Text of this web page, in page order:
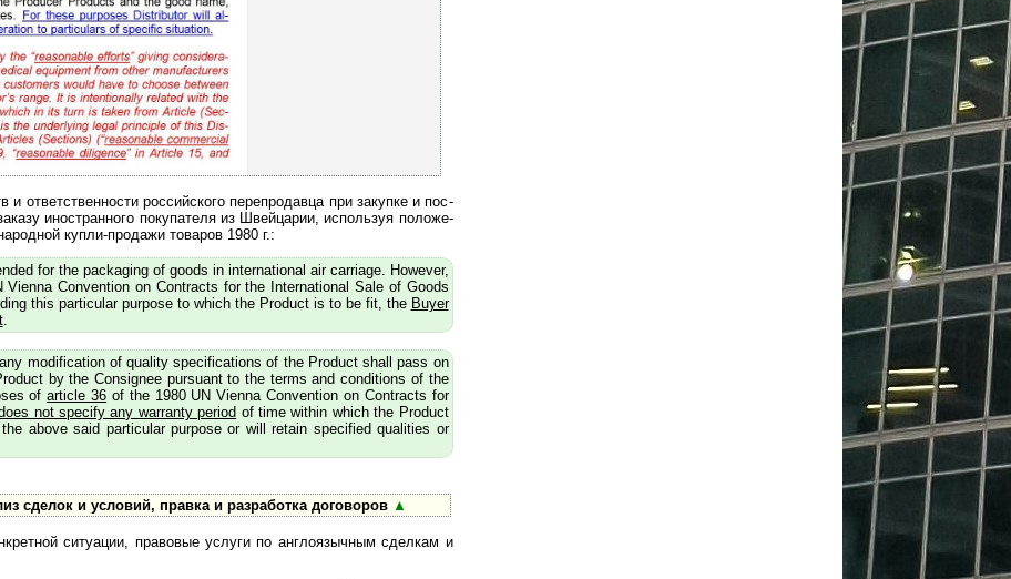
и ответственности российского перепродавца при закупке и пос­
иностранного покупателя из Швейцарии, используя по­ло­же­
купли-продажи товаров 1980 г.:
for the packaging of goods in international air carriage. However,
Vienna Convention on Contracts for the International Sale of Goods
this particular purpose to which the Product is to be fit, the Buyer
.
modification of quality specifications of the Product shall pass on
by the Consignee pursuant to the terms and conditions of the
ofarticle 36 of the 1980 UN Vienna Convention on Contracts for
not specify any warranty period of time within which the Product
above said particular purpose or will retain specified qualities or
сделок и условий, правка и разработка договоров ▲
ситуации, правовые услуги по англоязычным сделкам и